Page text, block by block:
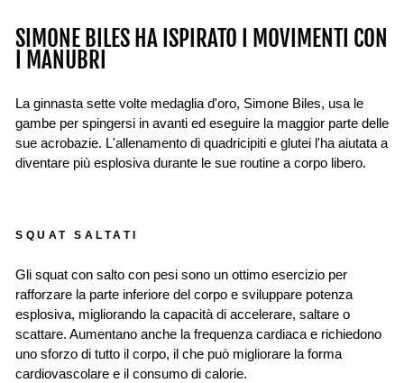
SIMONE BILES HA ISPIRATO I MOVIMENTI CON
I MANUBRI
La ginnasta sette volte medaglia d'oro, Simone Biles, usa le
gambe per spingersi in avanti ed eseguire la maggior parte delle
sue acrobazie. L'allenamento di quadricipiti e glutei l'ha aiutata a
diventare più esplosiva durante le sue routine a corpo libero.
SQUAT SALTATI
Gli squat con salto con pesi sono un ottimo esercizio per
rafforzare la parte inferiore del corpo e sviluppare potenza
esplosiva, migliorando la capacità di accelerare, saltare o
scattare. Aumentano anche la frequenza cardiaca e richiedono
uno sforzo di tutto il corpo, il che può migliorare la forma
cardiovascolare e il consumo di calorie.